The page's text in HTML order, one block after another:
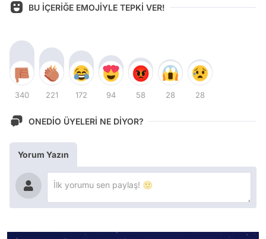
BU İÇERİĞE EMOJİYLE TEPKİ VER!
340 221 172 94 58 28 28
ONEDİO ÜYELERİ NE DİYOR?
Yorum Yazın